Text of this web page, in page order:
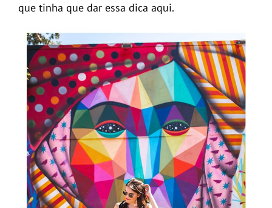
que tinha que dar essa dica aqui.